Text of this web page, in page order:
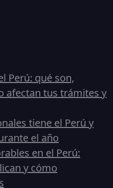
Perú: qué son,
afectan tus trámites y
tiene el Perú y
el año
en el Perú:
y cómo